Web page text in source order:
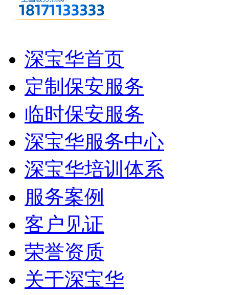
深宝华首页
定制保安服务
临时保安服务
深宝华服务中心
深宝华培训体系
服务案例
客户见证
荣誉资质
关于深宝华